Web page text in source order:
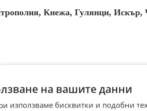
Кнежа, Гулянци, Искър,
Оценка
,канал Viber ,X
на вашите данни
използваме бисквитки и подобни